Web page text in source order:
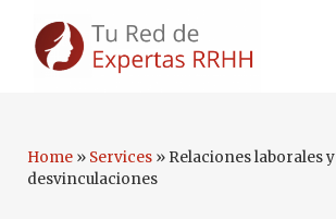
Home » Services » Relaciones laborales y
desvinculaciones